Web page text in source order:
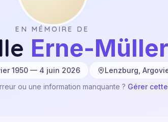
EN MÉMOIRE DE
Erne-Müller
·
1950 — 4 juin 2026
·
Lenzburg,
ou une information manquante ? Gérer